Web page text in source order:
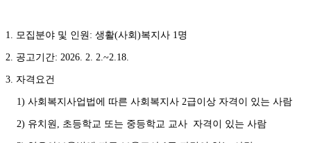
1. 모집분야 및 인원: 생활(사회)복지사 1명
2. 공고기간: 2026. 2. 2.~2. 18.
3. 자격요건
1) 사회복지사업법에 따른 사회복지사 2급이상 자격이 있는 사람
2) 유치원, 초등학교 또는 중등학교 교사 자격이 있는 사람